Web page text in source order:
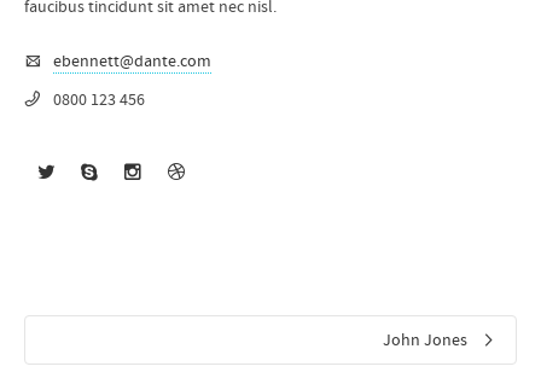
faucibus tincidunt sit amet nec nisl.
ebennett@dante.com
0800 123 456
John Jones